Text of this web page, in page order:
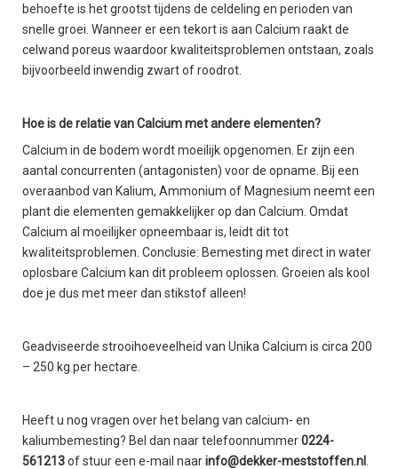
behoefte is het grootst tijdens de celdeling en perioden van
snelle groei. Wanneer er een tekort is aan Calcium raakt de
celwand poreus waardoor kwaliteitsproblemen ontstaan, zoals
bijvoorbeeld inwendig zwart of roodrot.
Hoe is de relatie van Calcium met andere elementen?
Calcium in de bodem wordt moeilijk opgenomen. Er zijn een
aantal concurrenten (antagonisten) voor de opname. Bij een
overaanbod van Kalium, Ammonium of Magnesium neemt een
plant die elementen gemakkelijker op dan Calcium. Omdat
Calcium al moeilijker opneembaar is, leidt dit tot
kwaliteitsproblemen. Conclusie: Bemesting met direct in water
oplosbare Calcium kan dit probleem oplossen. Groeien als kool
doe je dus met meer dan stikstof alleen!
Geadviseerde strooihoeveelheid van Unika Calcium is circa 200
– 250 kg per hectare.
Heeft u nog vragen over het belang van calcium- en
kaliumbemesting? Bel dan naar telefoonnummer0224-
561213of stuur een e-mail naarinfo@dekker-meststoffen.nl